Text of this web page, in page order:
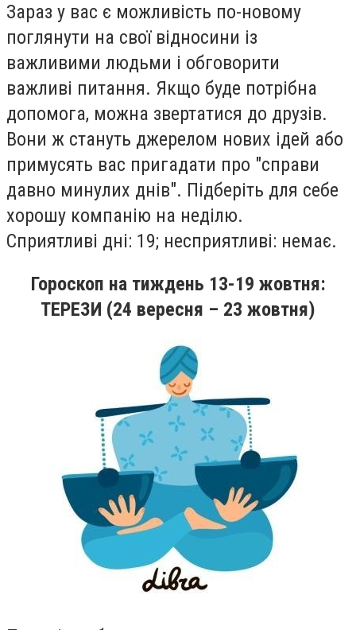
Зараз у вас є можливiсть по-новому
поглянути на свої вiдносини iз
важливими людьми i обговорити
важливi питання. Якщо буде потрiбна
допомога, можна звертатися до друзiв.
Вони ж стануть джерелом нових iдей або
примусять вас пригадати про "справи
давно минулих днiв". Пiдберiть для себе
хорошу компанiю на недiлю.
Сприятливi днi: 19; несприятливi: немає.
Гороскоп на тиждень 13-19 жовтня:
ТЕРЕЗИ (24 вересня – 23 жовтня)